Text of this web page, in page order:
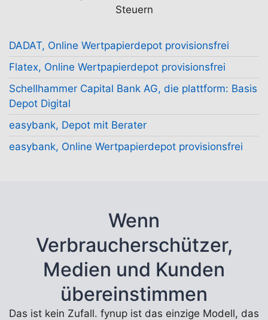
Steuern
DADAT, Online Wertpapierdepot provisionsfrei
Flatex, Online Wertpapierdepot provisionsfrei
Schellhammer Capital Bank AG, die plattform: Basis
Depot Digital
easybank, Depot mit Berater
easybank, Online Wertpapierdepot provisionsfrei
Wenn
Verbraucherschützer,
Medien und Kunden
übereinstimmen
Das ist kein Zufall. fynup ist das einzige Modell, das